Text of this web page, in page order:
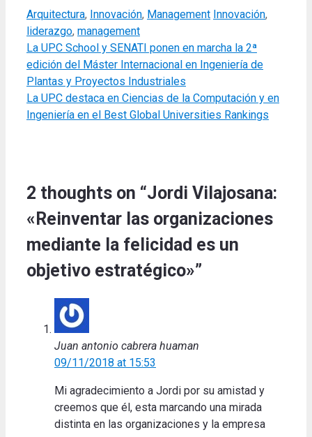
Categories
Arquitectura, Innovación, Management Tags
Innovación,
liderazgo, management
La UPC School y SENATI ponen en marcha la 2ª
edición del Máster Internacional en Ingeniería de
Plantas y Proyectos Industriales
La UPC destaca en Ciencias de la Computación y en
Ingeniería en el Best Global Universities Rankings
2 thoughts on “Jordi Vilajosana:
«Reinventar las organizaciones
mediante la felicidad es un
objetivo estratégico»”
Juan antonio cabrera huaman
09/11/2018 at 15:53
Mi agradecimiento a Jordi por su amistad y
creemos que él, esta marcando una mirada
distinta en las organizaciones y la empresa